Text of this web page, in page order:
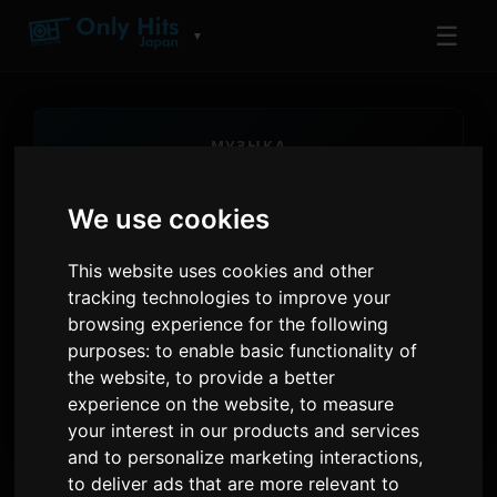
We use cookies
This website uses cookies and other
tracking technologies to improve your
browsing experience for the following
purposes:to enable basic functionality of
the website,to provide a better
experience on the website,to measure
your interest in our products and services
and to personalize marketing interactions,
to deliver ads that are more relevant to
▼ ☰
МУЗЫКА
Тренддеги артисттерди жана эң көп
12
АЗЫРКЫ БЕЛГИЛҮҮ ЫРЧЫЛАР
12
TOP ТРЕКТЕР
Only Hits Japan
СТАНЦИЯ